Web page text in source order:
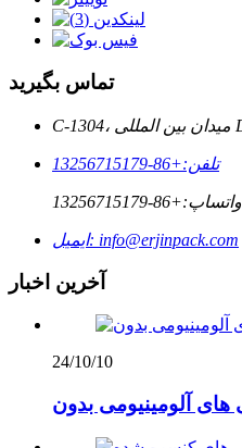
تماس بگیرید
تلفن:+86-13256715179
واتساپ:+86-13256715179
ایمیل: info@erjinpack.com
آخرین اخبار
24/10/10